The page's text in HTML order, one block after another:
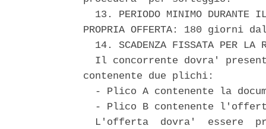
13. PERIODO MINIMO DURANTE
PROPRIA OFFERTA: 180
14. SCADENZA FISSATA PER LA
Il concorrente dovra'
contenente due plichi:
- Plico A contenente la
- Plico B contenente
L'offerta  dovra'  essere